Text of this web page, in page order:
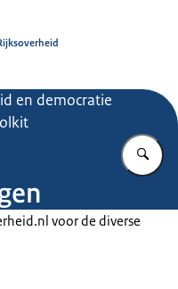
en democratie
voor de diverse